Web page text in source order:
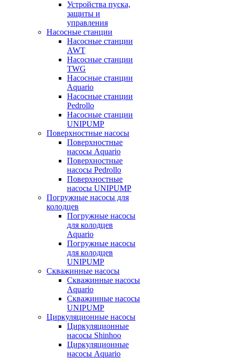
Устройства пуска,
защиты и
управления
Насосные станции
Насосные станции
AWT
Насосные станции
TWG
Насосные станции
Aquario
Насосные станции
Pedrollo
Насосные станции
UNIPUMP
Поверхностные насосы
Поверхностные
насосы Aquario
Поверхностные
насосы Pedrollo
Поверхностные
насосы UNIPUMP
Погружные насосы для
колодцев
Погружные насосы
для колодцев
Aquario
Погружные насосы
для колодцев
UNIPUMP
Скважинные насосы
Скважинные насосы
Aquario
Скважинные насосы
UNIPUMP
Циркуляционные насосы
Циркуляционные
насосы Shinhoo
Циркуляционные
насосы Aquario